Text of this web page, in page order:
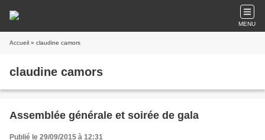
MENU
Accueil » claudine camors
claudine camors
Assemblée générale et soirée de gala
Publié le 29/09/2015 à 12:31